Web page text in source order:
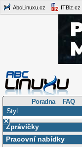
AbcLinuxu.cz ITBiz.cz
Poradna FAQ
Styl
×
Zprávičky
Pracovní nabídky